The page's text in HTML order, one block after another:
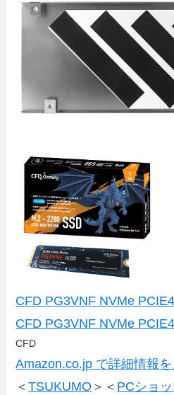
CFD PG3VNF NVMe
CFD PG3VNF NVMe
CFD
Amazon.co.jp で詳細情報を
＜TSUKUMO ＞＜ PCショ